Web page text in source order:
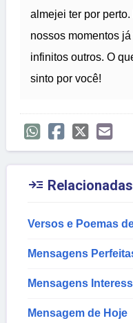
almejei ter por
nossos momentos
infinitos outros. O
sinto por você!
 Relacionadas
Versos e Poemas
Mensagens
Mensagens
Mensagem de Hoje